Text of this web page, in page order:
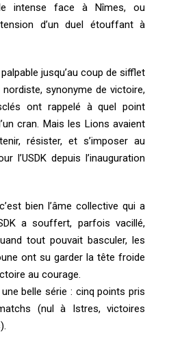
intense face à Nîmes, ou
d’un duel étouffant à
jusqu’au coup de sifflet
synonyme de victoire,
ont rappelé à quel point
cran. Mais les Lions avaient
résister, et s’imposer au
l’USDK depuis l’inauguration
bien l’âme collective qui a
a souffert, parfois vacillé,
tout pouvait basculer, les
ont su garder la tête froide
au courage.
belle série : cinq points pris
(nul à Istres, victoires